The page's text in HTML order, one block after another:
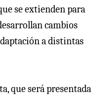
se extienden para
cambios
a distintas
que será presentada